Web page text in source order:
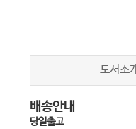
Ⅰ. 연하장애가 의심
Ⅱ. 병력 청취
Ⅲ. 신체검사
도서소
배송안내
당일출고